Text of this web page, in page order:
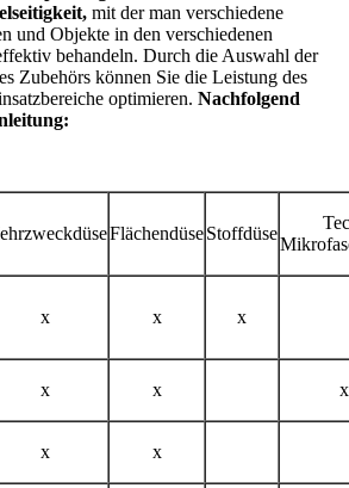
mit der man verschiedene
und Objekte in den verschiedenen
behandeln. Durch die Auswahl der
Zubehörs können Sie die Leistung des
optimieren. Nachfolgend
FlächendüseStoffdüse
x x x
x x x
x x